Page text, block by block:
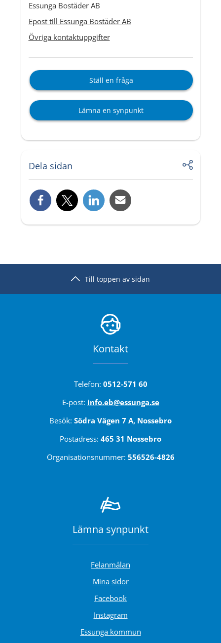
Essunga Bostäder AB
Epost till Essunga Bostäder AB
Övriga kontaktuppgifter
Ställ en fråga
Lämna en synpunkt
Dela sidan
Till toppen av sidan
Kontakt
Telefon: 0512-571 60
E-post: info.eb@essunga.se
Besök: Södra Vägen 7 A, Nossebro
Postadress: 465 31 Nossebro
Organisationsnummer: 556526-4826
Lämna synpunkt
Felanmälan
Mina sidorLänk till annan webbplats.
FacebookLänk till annan webbplats.
InstagramLänk till annan webbplats.
Essunga kommun